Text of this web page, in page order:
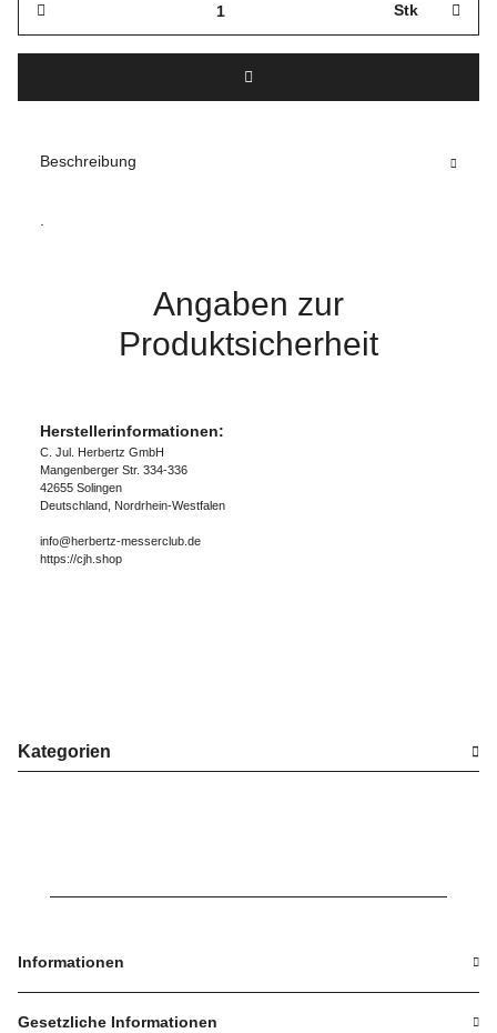
Stk
Beschreibung
.
Angaben zur
Produktsicherheit
Herstellerinformationen:
C. Jul. Herbertz GmbH
Mangenberger Str. 334-336
42655 Solingen
Deutschland, Nordrhein-Westfalen
info@herbertz-messerclub.de
https://cjh.shop
Kategorien
Informationen
Gesetzliche Informationen